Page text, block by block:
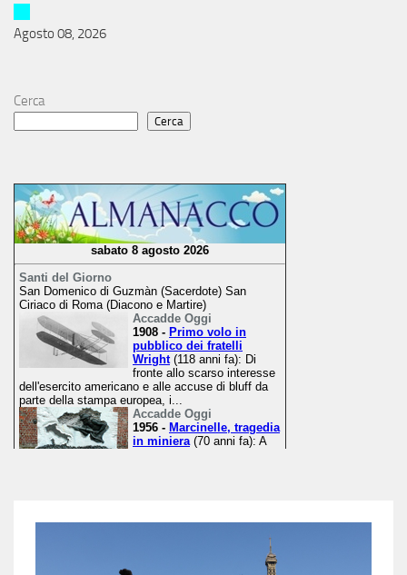
Agosto 08, 2026
Cerca
Cerca